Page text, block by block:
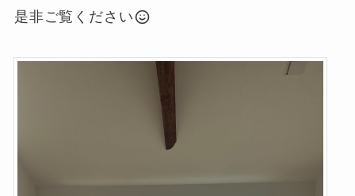
是非ご覧ください